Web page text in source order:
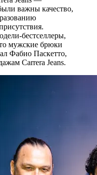
важны качество,
бестселлеры,
мужские брюки
Фабио Паскетто,
Carrera Jeans.